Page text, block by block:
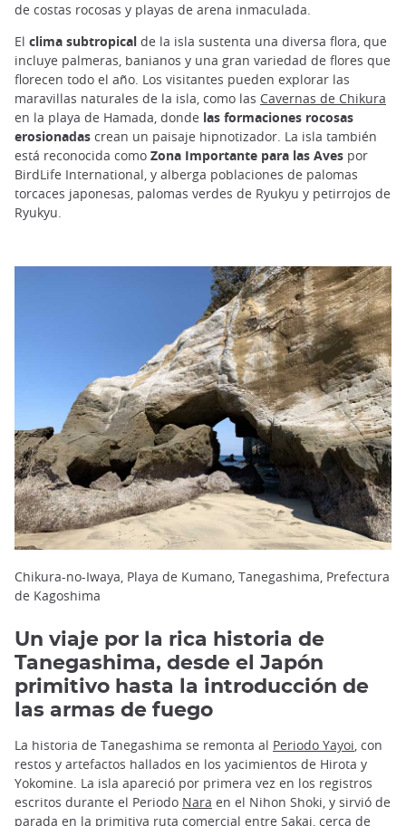
de costas rocosas y playas de arena inmaculada.
El clima subtropical de la isla sustenta una diversa flora, que
incluye palmeras, banianos y una gran variedad de flores que
florecen todo el año. Los visitantes pueden explorar las
maravillas naturales de la isla, como las Cavernas de Chikura
en la playa de Hamada, donde las formaciones rocosas
erosionadas crean un paisaje hipnotizador. La isla también
está reconocida como Zona Importante para las Aves por
BirdLife International, y alberga poblaciones de palomas
torcaces japonesas, palomas verdes de Ryukyu y petirrojos de
Ryukyu.
Chikura-no-Iwaya, Playa de Kumano, Tanegashima, Prefectura
de Kagoshima
Un viaje por la rica historia de
Tanegashima, desde el Japón
primitivo hasta la introducción de
las armas de fuego
La historia de Tanegashima se remonta al Periodo Yayoi, con
restos y artefactos hallados en los yacimientos de Hirota y
Yokomine. La isla apareció por primera vez en los registros
escritos durante el Periodo Nara en el Nihon Shoki, y sirvió de
parada en la primitiva ruta comercial entre Sakai, cerca de